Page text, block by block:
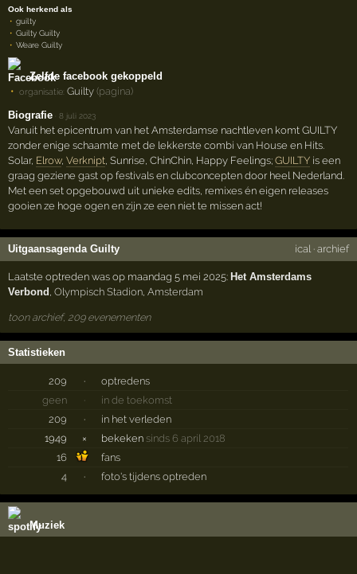
Ook herkend als
guilty
Guilty Guilty
Weare Guilty
Zelfde facebook gekoppeld
organisatie: Guilty (pagina)
Biografie
·8 juli 2023
Vanuit het epicentrum van het Amsterdamse nachtleven komt GUILTY
zonder enige schaamte met de lekkerste combi van House en Hits.
Solar, Elrow,Verknipt , Sunrise, ChinChin, Happy Feelings;GUILTY is een
graag geziene gast op festivals en clubconcepten door heel Nederland.
Met een set opgebouwd uit unieke edits, remixes én eigen releases
gooien ze hoge ogen en zijn ze een niet te missen act!
Uitgaansagenda Guilty ical· archief
Laatste optreden was op maandag 5 mei 2025:Het Amsterdams
Verbond ,Olympisch Stadion ,Amsterdam
toon archief, 209 evenementen
Statistieken
209 ·
optredens
geen
·
in de toekomst
209
·
in het verleden
1949
× bekeken sinds 6 april 2018
16
fans
4
· foto's tijdens optreden
Muziek